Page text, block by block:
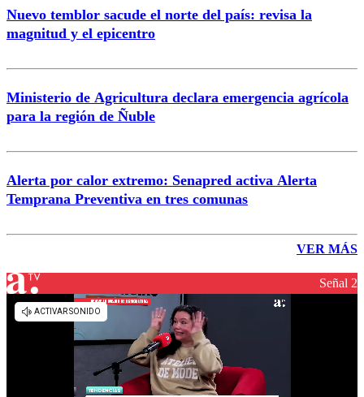
Nuevo temblor sacude el norte del país: revisa la
magnitud y el epicentro
Ministerio de Agricultura declara emergencia agrícola
para la región de Ñuble
Alerta por calor extremo: Senapred activa Alerta
Temprana Preventiva en tres comunas
VER MÁS
Señal 2